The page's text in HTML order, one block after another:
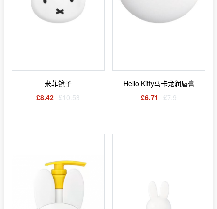
米菲镜子
£8.42 £10.53
Hello Kitty马卡龙润唇膏
£6.71 £7.9